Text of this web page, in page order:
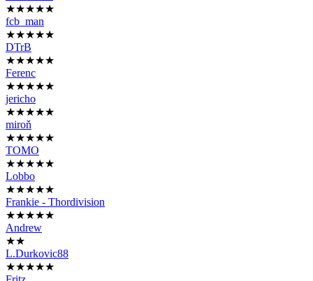
★★★★★
fcb_man
★★★★★
DTrB
★★★★★
Ferenc
★★★★★
jericho
★★★★★
miroň
★★★★★
TOMO
★★★★★
Lobbo
★★★★★
Frankie - Thordivision
★★★★★
Andrew
★★
L.Durkovic88
★★★★★